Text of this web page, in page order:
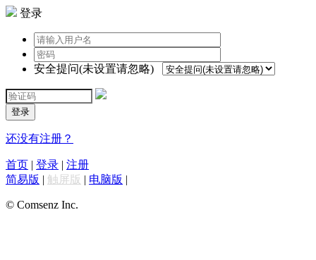
登录
安全提问(未设置请忽略)
登录
还没有注册？
首页 | 登录 | 注册
简易版 | 触屏版 | 电脑版 |
© Comsenz Inc.